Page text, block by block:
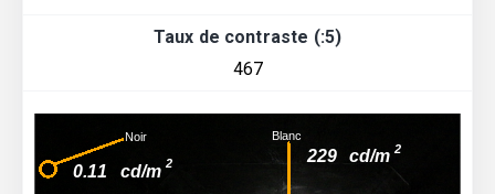
Taux de contraste (:5)
467